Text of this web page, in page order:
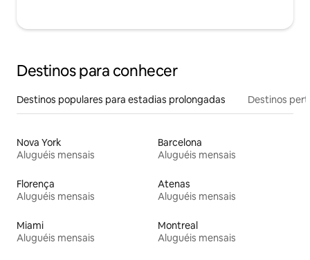
Destinos para conhecer
Destinos populares para estadias prolongadas Destinos
Nova York
Aluguéis mensais
Barcelona
Aluguéis mensais
Florença
Aluguéis mensais
Atenas
Aluguéis mensais
Miami
Aluguéis mensais
Montreal
Aluguéis mensais